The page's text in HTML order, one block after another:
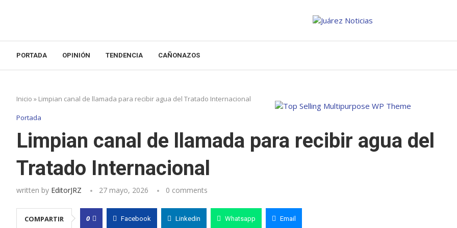
PORTADA OPINIÓN TENDENCIA CAÑONAZOS
Inicio » Limpian canal de llamada para recibir agua del Tratado Internacional
Portada
Limpian canal de llamada para recibir agua del
Tratado Internacional
written by EditorJRZ 27 mayo, 2026 0 comments
COMPARTIR 0 Facebook Linkedin Whatsapp Email